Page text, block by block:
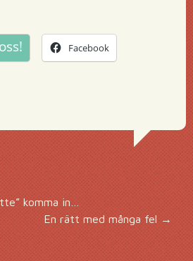
Facebook
komma in…
En rätt med många fel→